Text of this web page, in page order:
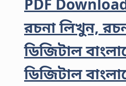
রচনা লিখুন,
ডিজিটাল
ডিজিটাল